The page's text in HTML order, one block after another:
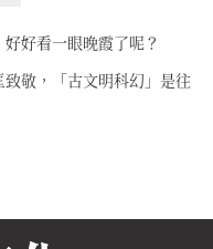
好看一眼晚霞了呢？
敬，「古文明科幻」是往